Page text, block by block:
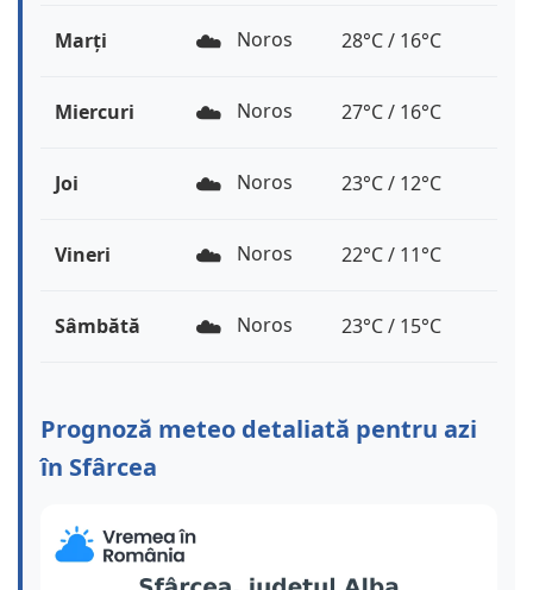
Marți ☁️ Noros 28°C / 16°C
Miercuri ☁️ Noros 27°C / 16°C
Joi ☁️ Noros 23°C / 12°C
Vineri ☁️ Noros 22°C / 11°C
Sâmbătă ☁️ Noros 23°C / 15°C
Prognoză meteo detaliată pentru azi
în Sfârcea